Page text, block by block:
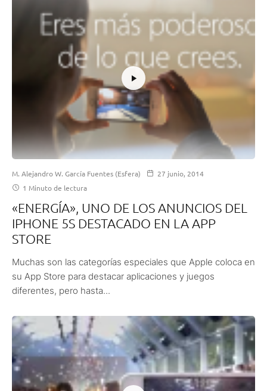
M. Alejandro W. García Fuentes (Esfera)
27 junio, 2014
1 Minuto de lectura
«ENERGÍA», UNO DE LOS ANUNCIOS DEL
IPHONE 5S DESTACADO EN LA APP
STORE
Muchas son las categorías especiales que Apple coloca en
su App Store para destacar aplicaciones y juegos
diferentes, pero hasta...